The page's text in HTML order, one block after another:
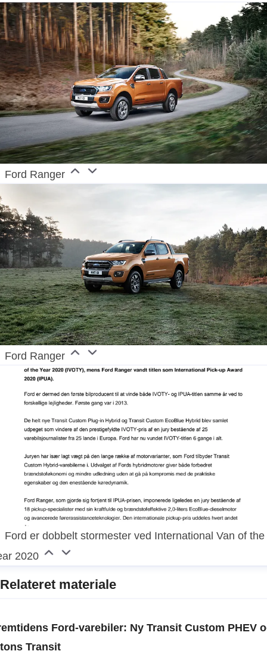
Ford Ranger
Ford Ranger
Ford er dobbelt stormester ved International Van of the
2020
Relateret materiale
Ford-varebiler: Ny Transit Custom PHEV
Transit